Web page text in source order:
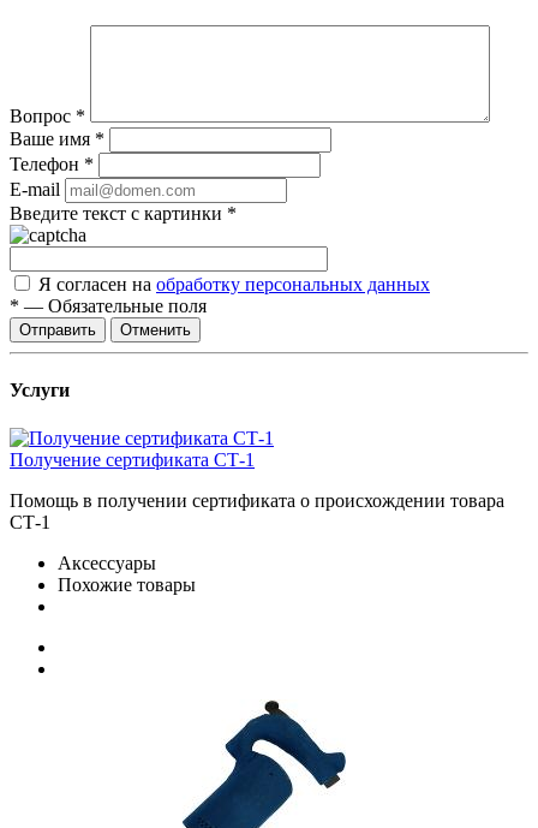
Вопрос *
Ваше имя *
Телефон *
E-mail
Введите текст с картинки *
Я согласен на обработку персональных данных
* — Обязательные поля
Отправить Отменить
Услуги
Получение сертификата СТ-1
Помощь в получении сертификата о происхождении товара
СТ-1
Аксессуары
Похожие товары